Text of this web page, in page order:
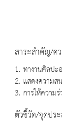
สาระสำคัญ/ค
1. ทางานศิลปะ
2. แสดงความส
3. การให้ความ
ตัวชี้วัด/จุดปร